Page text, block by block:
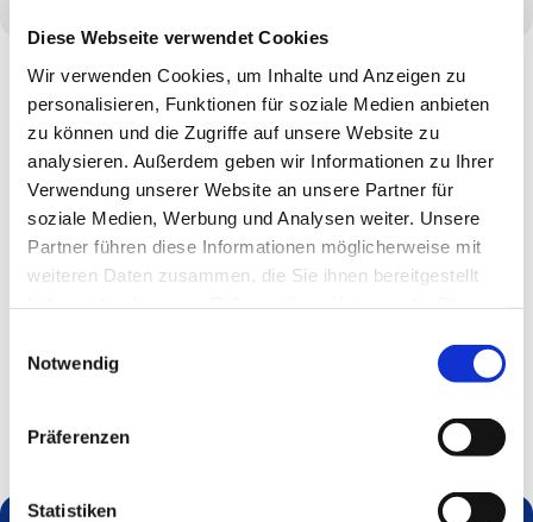
Diese Webseite verwendet Cookies
Wir verwenden Cookies, um Inhalte und Anzeigen zu
personalisieren, Funktionen für soziale Medien anbieten
zu können und die Zugriffe auf unsere Website zu
analysieren. Außerdem geben wir Informationen zu Ihrer
Verwendung unserer Website an unsere Partner für
soziale Medien, Werbung und Analysen weiter. Unsere
Partner führen diese Informationen möglicherweise mit
weiteren Daten zusammen, die Sie ihnen bereitgestellt
Notwendig
Präferenzen
Statistiken